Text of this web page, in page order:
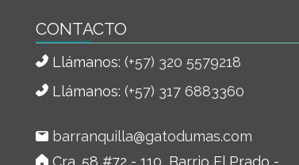
CONTACTO
Llámanos: (+57) 320 5579218
Llámanos: (+57) 317 6883360
barranquilla@gatodumas.com
Cra. 58 #72 - 110, Barrio El Prado -